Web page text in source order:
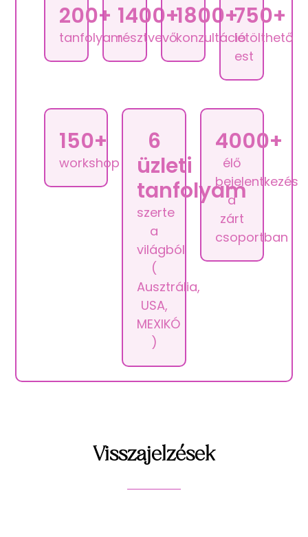
200+
tanfolyam
1400+
résztvevő
1800+
konzultáció
750+
letölthető
est
150+
workshop
6
üzleti
tanfolyam
szerte
a
világból
(
Ausztrália,
USA,
MEXIKÓ
)
4000+
élő
bejelentkezés
a
zárt
csoportban
Visszajelzések